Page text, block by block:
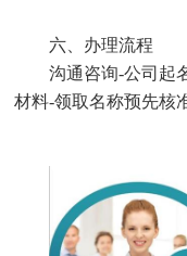
六、办理流程
沟通咨询-公司起
材料-领取名称预先核